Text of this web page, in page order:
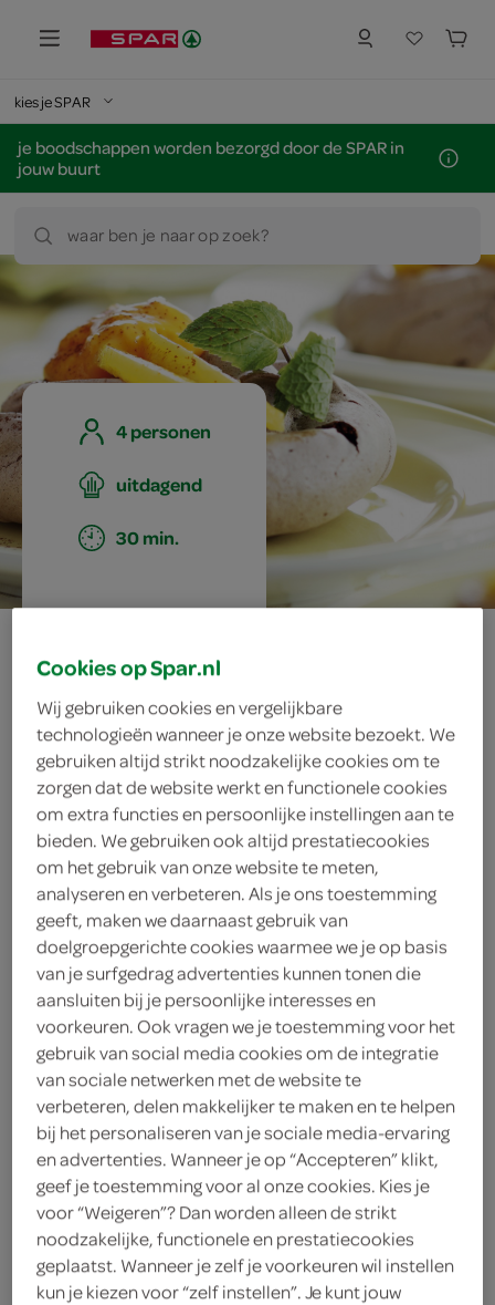
kies je SPAR
je boodschappen worden bezorgd door de SPAR in
jouw buurt
waar ben je naar op zoek?
4 personen
uitdagend
30 min.
chocolade-
notenmerengue
met mango en
advocaat
ingrediënten
100 milliliter advocaat
2 mango's
50 gram hazelnoten
2 eetlepels cacaopoeder
175 gram witte basterdsuiker
3 eiwitten
Cookies op Spar.nl
Wij gebruiken cookies en vergelijkbare
technologieën wanneer je onze website bezoekt. We
gebruiken altijd strikt noodzakelijke cookies om te
zorgen dat de website werkt en functionele cookies
om extra functies en persoonlijke instellingen aan te
bieden. We gebruiken ook altijd prestatiecookies
om het gebruik van onze website te meten,
analyseren en verbeteren. Als je ons toestemming
geeft, maken we daarnaast gebruik van
doelgroepgerichte cookies waarmee we je op basis
van je surfgedrag advertenties kunnen tonen die
aansluiten bij je persoonlijke interesses en
voorkeuren. Ook vragen we je toestemming voor het
gebruik van social media cookies om de integratie
van sociale netwerken met de website te
verbeteren, delen makkelijker te maken en te helpen
bij het personaliseren van je sociale media-ervaring
en advertenties. Wanneer je op “Accepteren” klikt,
geef je toestemming voor al onze cookies. Kies je
voor “Weigeren”? Dan worden alleen de strikt
noodzakelijke, functionele en prestatiecookies
geplaatst. Wanneer je zelf je voorkeuren wil instellen
kun je kiezen voor “zelf instellen”. Je kunt jouw